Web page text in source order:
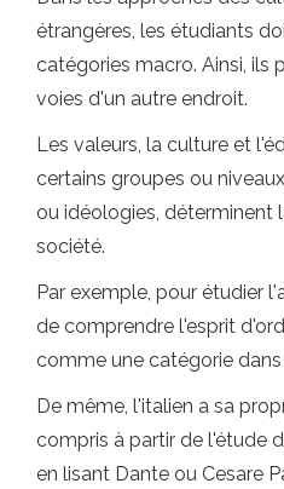
étrangères, les étudiants
catégories macro. Ainsi, ils
voies d'un autre endroit.
Les valeurs, la culture et
certains groupes ou
ou idéologies, déterminent
société.
Par exemple, pour étudier
de comprendre l'esprit
comme une catégorie
De même, l'italien a sa
compris à partir de l'étude
en lisant Dante ou Cesare